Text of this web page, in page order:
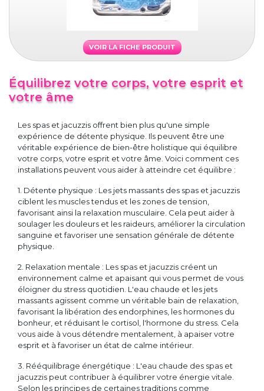
VOIR LA FICHE PRODUIT
Équilibrez votre corps, votre esprit et
votre âme
Les spas et jacuzzis offrent bien plus qu'une simple
expérience de détente physique. Ils peuvent être une
véritable expérience de bien-être holistique qui équilibre
votre corps, votre esprit et votre âme. Voici comment ces
installations peuvent vous aider à atteindre cet équilibre :
1. Détente physique : Les jets massants des spas et jacuzzis
ciblent les muscles tendus et les zones de tension,
favorisant ainsi la relaxation musculaire. Cela peut aider à
soulager les douleurs et les raideurs, améliorer la circulation
sanguine et favoriser une sensation générale de détente
physique.
2. Relaxation mentale : Les spas et jacuzzis créent un
environnement calme et apaisant qui vous permet de vous
éloigner du stress quotidien. L'eau chaude et les jets
massants agissent comme un véritable bain de relaxation,
favorisant la libération des endorphines, les hormones du
bonheur, et réduisant le cortisol, l'hormone du stress. Cela
vous aide à vous détendre mentalement, à apaiser votre
esprit et à favoriser un état de calme intérieur.
3. Rééquilibrage énergétique : L'eau chaude des spas et
jacuzzis peut contribuer à équilibrer votre énergie vitale.
Selon les principes de certaines traditions comme